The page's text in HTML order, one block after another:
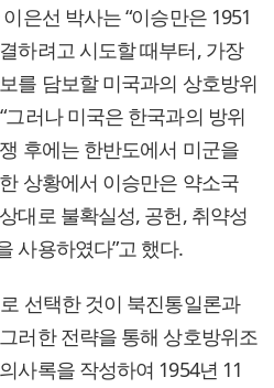
은선 박사는 “이승만은 1951
하려고 시도할 때부터, 가장
를 담보할 미국과의 상호방위
그러나 미국은 한국과의 방위
후에는 한반도에서 미군을
상황에서 이승만은 약소국
대로 불확실성, 공헌, 취약성
사용하였다”고 했다.
선택한 것이 북진통일론과
러한 전략을 통해 상호방위조
사록을 작성하여 1954년 11